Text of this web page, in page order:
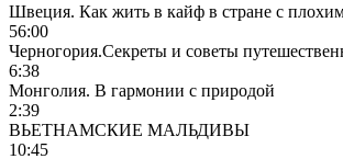
Швеция. Как жить в кайф в стране с
56:00
Черногория.Секреты и советы
6:38
Монголия. В гармонии с природой
2:39
ВЬЕТНАМСКИЕ МАЛЬДИВЫ
10:45